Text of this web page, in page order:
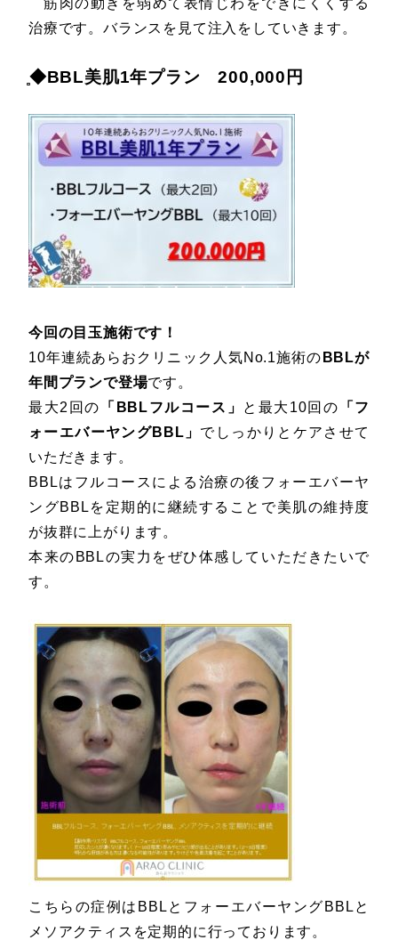
筋肉の動きを弱めて表情じわをできにくくする
治療です。バランスを見て注入をしていきます。
̻◆BBL美肌1年プラン 200,000円
今回の目玉施術です！
10年連続あらおクリニック人気No.1施術の BBLが
年間プランで登場です。
最大2回の
「BBLフルコース」 と最大10回の 「フ
ォーエバーヤングBBL」 でしっかりとケアさせて
いただきます。
BBLはフルコースによる治療の後フォーエバーヤ
ングBBLを定期的に継続することで美肌の維持度
が抜群に上がります。
本来のBBLの実力をぜひ体感していただきたいで
す。
こちらの症例はBBLとフォーエバーヤングBBLと
メソアクティスを定期的に行っております。